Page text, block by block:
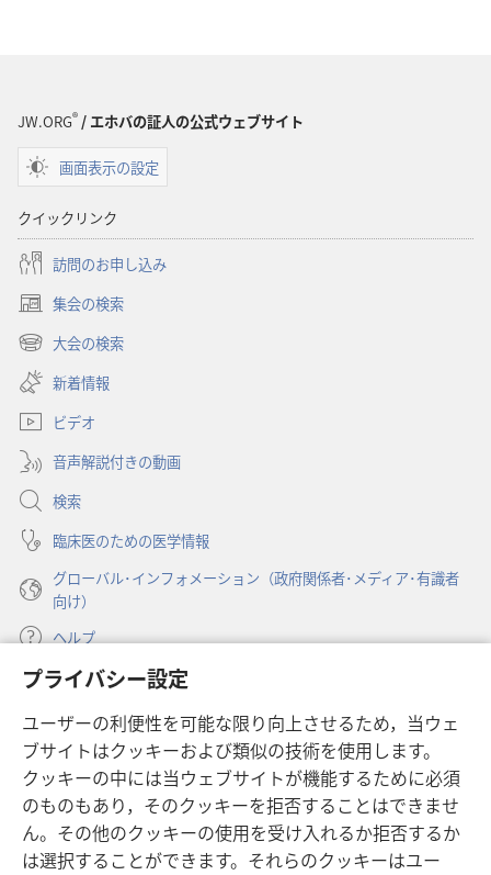
プライバシー設定
ユーザーの利便性を可能な限り向上させるため，当ウェ
ブサイトはクッキーおよび類似の技術を使用します。
クッキーの中には当ウェブサイトが機能するために必須
のものもあり，そのクッキーを拒否することはできませ
ん。その他のクッキーの使用を受け入れるか拒否するか
は選択することができます。それらのクッキーはユー
年
年
JW.ORG®/ エホバの証人の公式ウェブサイト
画面表示の設定
クイックリンク
訪問のお申し込み
集会の検索
（新
し
タ
で
開
く）
大会の検索
（新
し
い
タ
ブ
で
開
く）
新着情報
ビデオ
音声解説付きの動画
検索
臨床医のための医学情報
グローバル･インフォメーション（政府関係者･メディア･有識者
向け）
ヘルプ
寄付
し
い
タ
ブ
で
開
く）
ものみの塔 オンライン・ライブラリー
（新
し
い
タ
ブ
JW Hub ®
（新
し
い
JW Library ®